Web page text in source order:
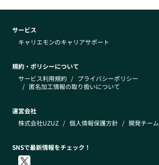
サービス
キャリエモンのキャリアサポート
規約・ポリシーについて
サービス利用規約 / プライバシーポリシー
/ 匿名加工情報の取り扱いについて
運営会社
株式会社UZUZ / 個人情報保護方針 / 開発チーム
SNSで最新情報をチェック！